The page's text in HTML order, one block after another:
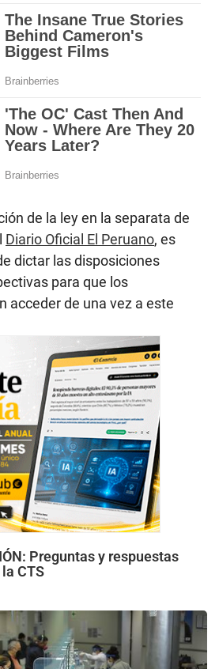
de la ley en la separata de
Diario Oficial El Peruano, es
dictar las disposiciones
para que los
acceder de una vez a este
Preguntas y respuestas
CTS